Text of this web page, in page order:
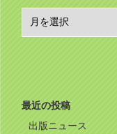
ア
ー
カ
イ
ブ
最近の投稿
出版ニュース